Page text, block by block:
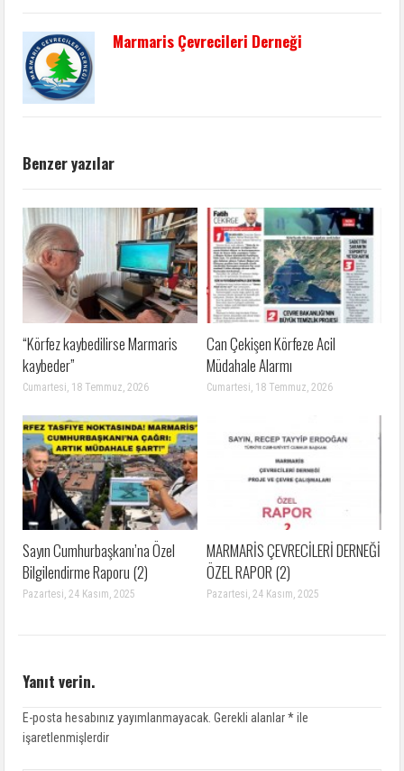
Marmaris Çevrecileri Derneği
Benzer yazılar
“Körfez kaybedilirse Marmaris
kaybeder”
Cumartesi, 18 Temmuz, 2026
Can Çekişen Körfeze Acil
Müdahale Alarmı
Cumartesi, 18 Temmuz, 2026
Sayın Cumhurbaşkanı’na Özel
Bilgilendirme Raporu (2)
Pazartesi, 24 Kasım, 2025
MARMARİS ÇEVRECİLERİ DERNEĞİ
ÖZEL RAPOR (2)
Pazartesi, 24 Kasım, 2025
Yanıt verin.
E-posta hesabınız yayımlanmayacak. Gerekli alanlar*ile
işaretlenmişlerdir